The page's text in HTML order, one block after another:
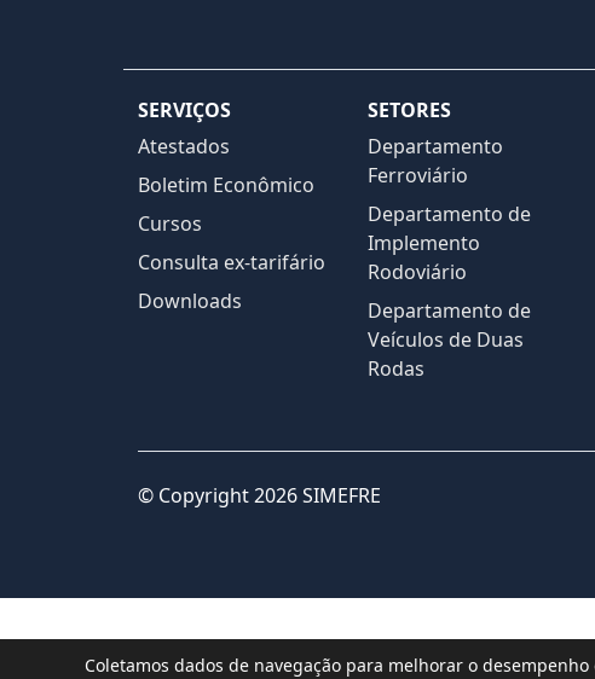
SERVIÇOS
Atestados
Boletim Econômico
Cursos
Consulta ex-tarifário
Downloads
SETORES
Departamento
Ferroviário
Departamento de
Implemento
Rodoviário
Departamento de
Veículos de Duas
Rodas
© Copyright 2026 SIMEFRE
Coletamos dados de navegação para melhorar o